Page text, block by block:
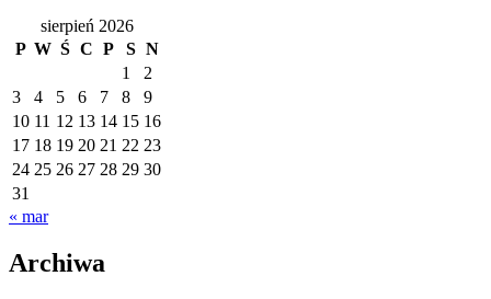
sierpień 2026
P W Ś C P S N
1
2
3
4 5 6 7 8
9
10 11 12 13 14 15 16
17 18 19 20 21 22 23
24 25 26 27 28 29 30
31
« mar
Archiwa